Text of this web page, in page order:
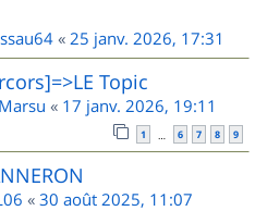
« 25 janv. 2026, 17:31
Topic
« 17 janv. 2026, 19:11
1 … 6 7 8 9
« 30 août 2025, 11:07